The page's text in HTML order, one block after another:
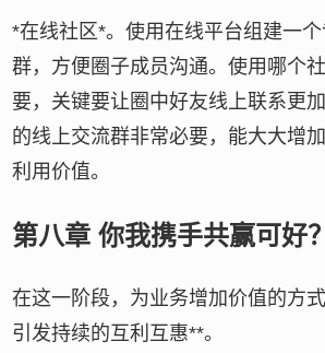
*在线社区*。使用在线平台组建一
群，方便圈子成员沟通。使用哪个
要，关键要让圈中好友线上联系更
的线上交流群非常必要，能大大增
利用价值。
第八章 你我携手共赢可好？
在这一阶段，为业务增加价值的方
引发持续的互利互惠**。